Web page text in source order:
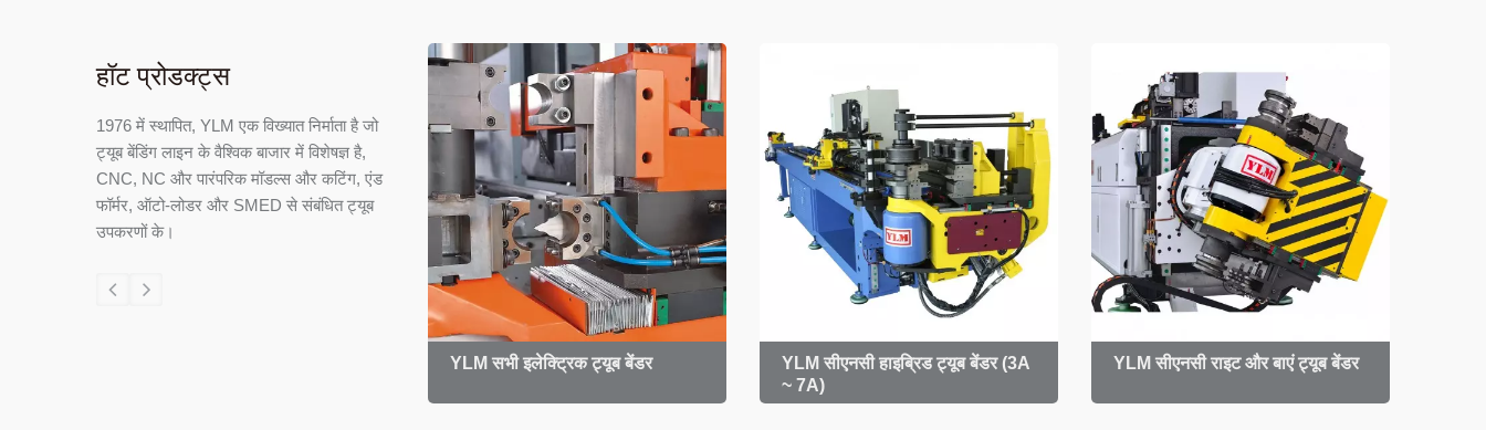
हॉट प्रोडक्ट्स
1976 में स्थापित, YLM एक विख्यात निर्माता है जो
ट्यूब बेंडिंग लाइन के वैश्विक बाजार में विशेषज्ञ है,
CNC, NC और पारंपरिक मॉडल्स और कटिंग, एंड
फॉर्मर, ऑटो-लोडर और SMED से संबंधित ट्यूब
उपकरणों के।
YLM सभी इलेक्ट्रिक ट्यूब बेंडर
YLM सीएनसी हाइब्रिड ट्यूब बेंडर (3A
~ 7A)
YLM सीएनसी राइट और बाएं ट्यूब बेंडर